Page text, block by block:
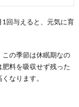
回与えると、元気に育
の季節は休眠期なの
料を吸収せず残った
なります。